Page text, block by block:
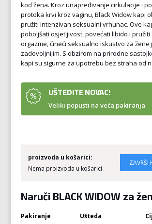
kod žena. Kroz unapređivanje cirkulacije i
protoka krvi kroz vaginu, Black Widow kapi
pružiti intenzivan seksualni vrhunac. Ove
poboljšati osjetljivost, povećati libido i
orgazme, čineći seksualno iskustvo za žene
zadovoljnijim. S obzirom na prirodne
kapi su sigurne za upotrebu bez straha od
UŠTEDITE NOVAC!
Veliki popusti na veća pakiranja
proizvoda u košarici:
Nema proizvoda u košarici
Naruči BLACK WIDOW za
Pakiranje Ušteda